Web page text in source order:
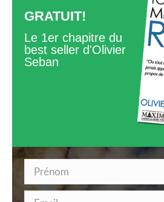
GRATUIT!
Le 1er chapitre du
best seller d'Olivier
Seban